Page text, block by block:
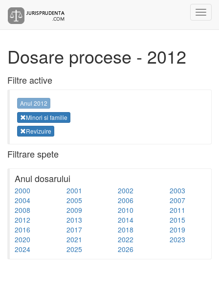
Dosare procese - 2012
Filtre active
Anul 2012
Minori si familie
Revizuire
Filtrare spete
Anul dosarului
2000 2001 2002
2003
2004
2005 2006
2007
2008
2009 2010
2011
2012
2013 2014
2015
2016
2017 2018
2019
2020
2021 2022
2023
2024
2025 2026